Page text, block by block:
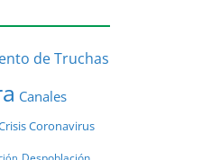
de Truchas
Canales
Coronavirus